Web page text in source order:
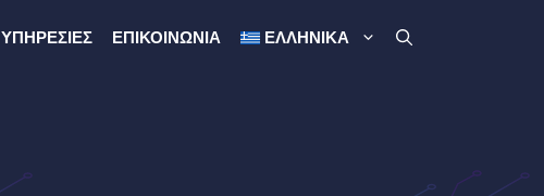
ΥΠΗΡΕΣΊΕΣ ΕΠΙΚΟΙΝΩΝΊΑ ΕΛΛΗΝΙΚΆ